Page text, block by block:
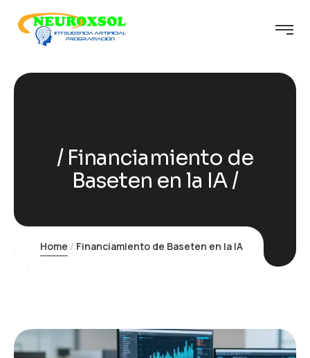
Financiamiento de
Baseten en la IA
Home Financiamiento de Baseten en la IA